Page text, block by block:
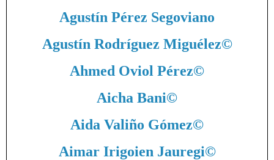
Agustín Pérez Segoviano
Agustín Rodríguez Miguélez©
Ahmed Oviol Pérez©
Aicha Bani©
Aida Valiño Gómez©
Aimar Irigoien Jauregi©